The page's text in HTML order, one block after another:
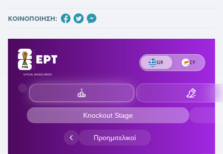
ΚΟΙΝΟΠΟΙΗΣΗ: